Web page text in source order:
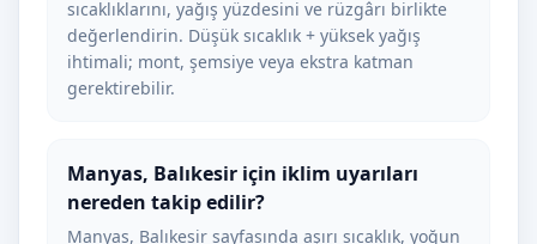
sıcaklıklarını, yağış yüzdesini ve rüzgârı birlikte
değerlendirin. Düşük sıcaklık + yüksek yağış
ihtimali; mont, şemsiye veya ekstra katman
gerektirebilir.
Manyas, Balıkesir için iklim uyarıları
nereden takip edilir?
Manyas, Balıkesir sayfasında aşırı sıcaklık, yoğun